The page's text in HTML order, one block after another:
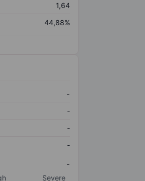
1,64
44,88%
-
-
-
-
-
Severe